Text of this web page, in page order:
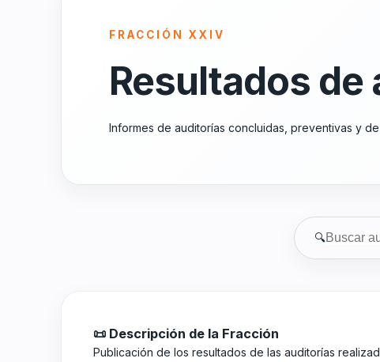
FRACCIÓN XXIV
Resultados de
Informes de auditorías concluidas, preventivas y
🔍
📜 Descripción de la Fracción
Publicación de los resultados de las auditorías